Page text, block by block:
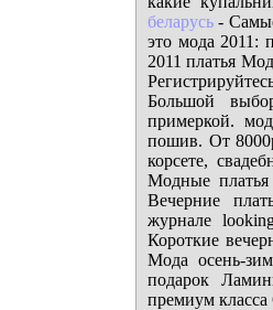
беларусь -
это мода 2011:
2011 платья
Большой
примеркой.
пошив. От
корсете,
Модные платья
Вечерние
журнале
Короткие
Мода осень-
подарок
премиум